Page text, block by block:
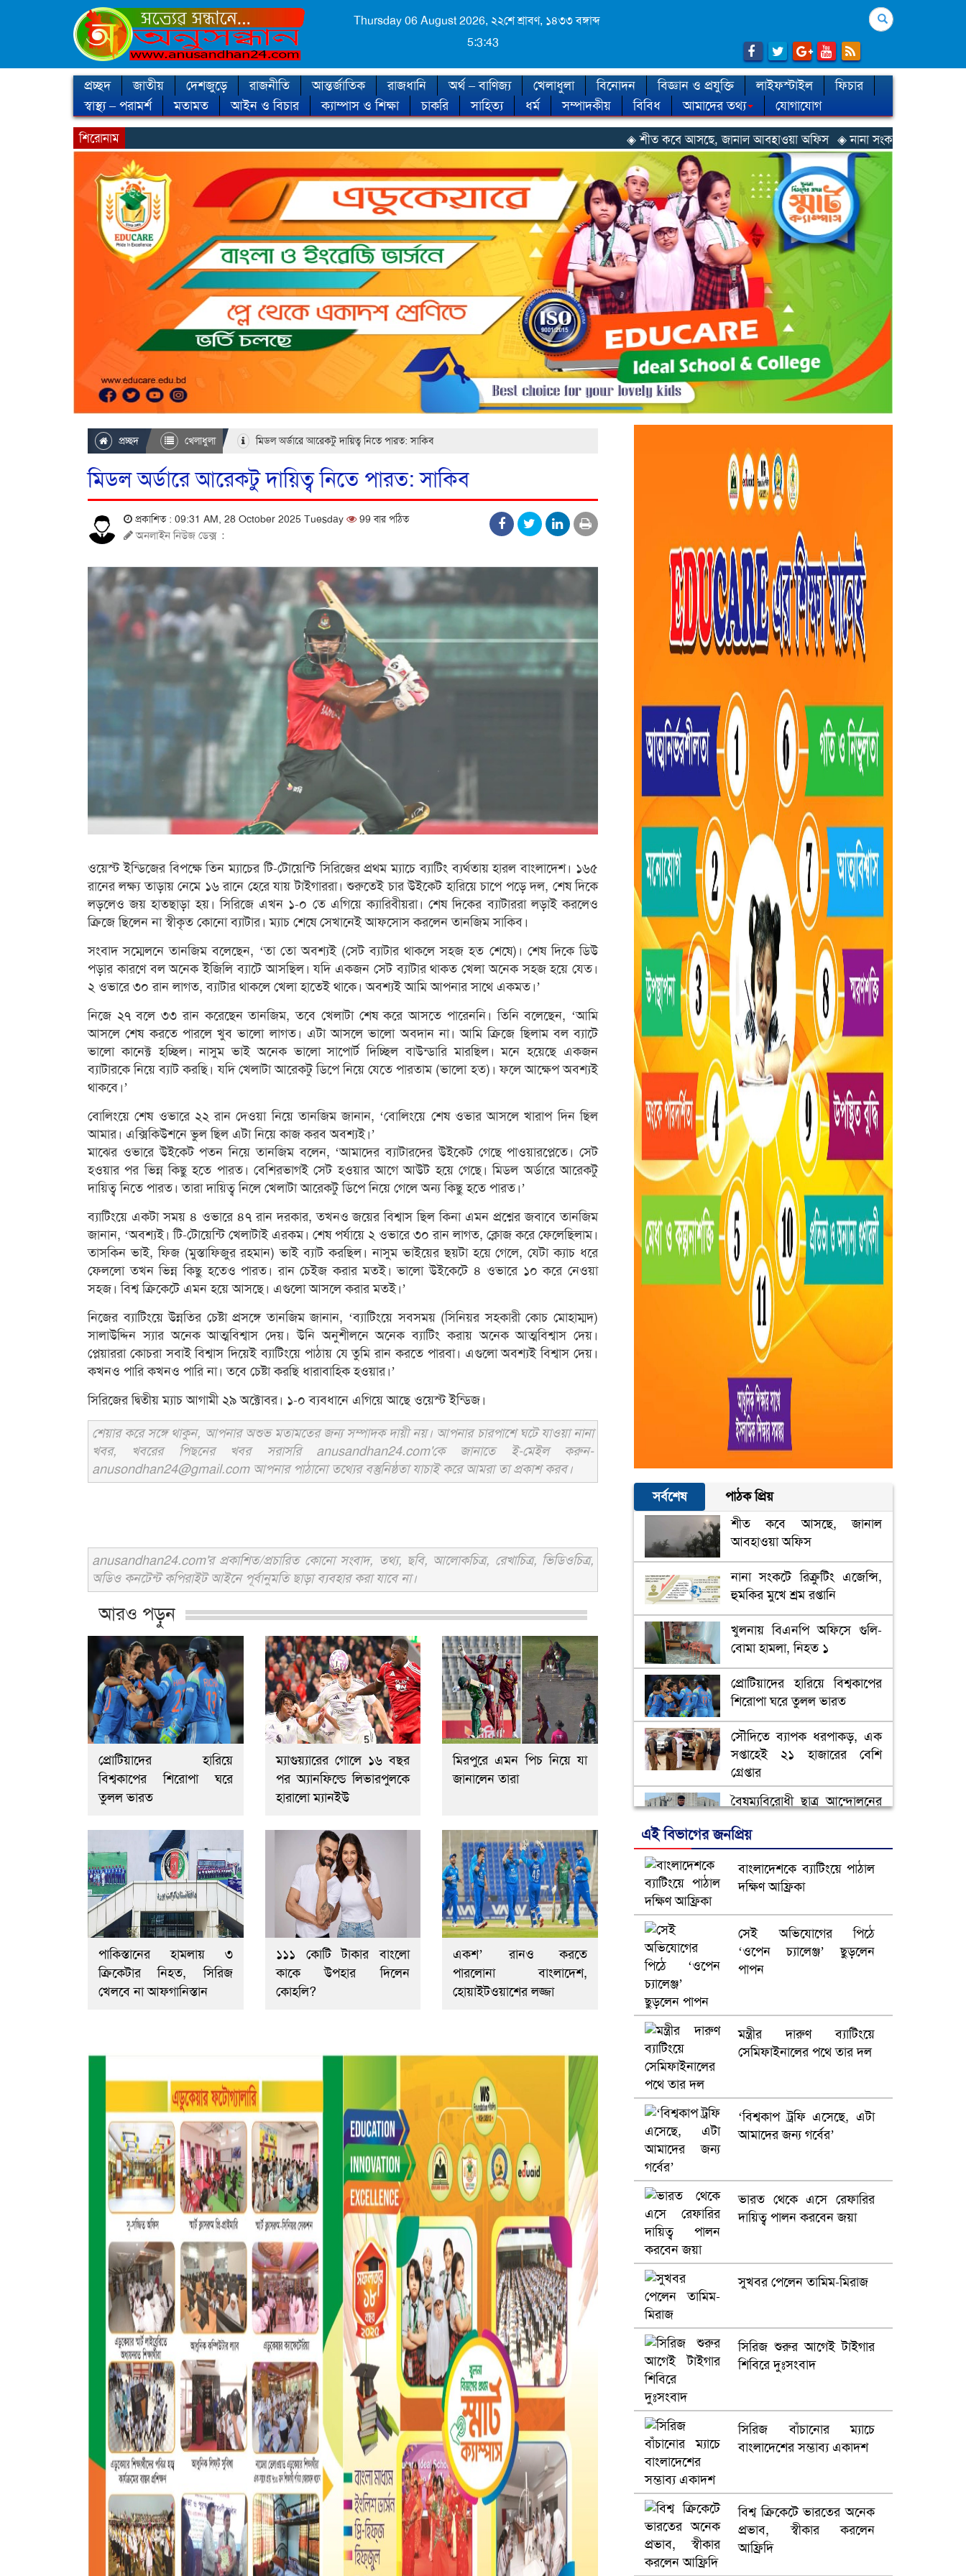
Thursday 06 August 2026, ২২শে শ্রাবণ, ১৪৩৩ বঙ্গাব্দ
5:3:45
Search
প্রচ্ছদ জাতীয় দেশজুড়ে রাজনীতি আন্তর্জাতিক রাজধানি অর্থ – বাণিজ্য খেলাধুলা বিনোদন বিজ্ঞান ও প্রযুক্তি লাইফস্টাইল
ফিচার
স্বাস্থ্য – পরামর্শ
মতামত আইন ও বিচার ক্যাম্পাস ও শিক্ষা চাকরি সাহিত্য ধর্ম সম্পাদকীয় বিবিধ আমাদের তথ্য যোগাযোগ
শিরোনাম ◈ শীত কবে আসছে, জানাল আবহাওয়া অফিস ◈ নানা সংকটে রিক্রুটিং এজেন্সি, হুমকির মুখে শ্রম
প্রচ্ছদ খেলাধুলা মিডল অর্ডারে আরেকটু দায়িত্ব নিতে পারত: সাকিব
মিডল অর্ডারে আরেকটু দায়িত্ব নিতে পারত: সাকিব
প্রকাশিত : 09:31 AM, 28 October 2025 Tuesday 99 বার পঠিত
অনলাইন নিউজ ডেক্স :
ওয়েস্ট ইন্ডিজের বিপক্ষে তিন ম্যাচের টি-টোয়েন্টি সিরিজের প্রথম ম্যাচে ব্যাটিং ব্যর্থতায় হারল বাংলাদেশ। ১৬৫
রানের লক্ষ্য তাড়ায় নেমে ১৬ রানে হেরে যায় টাইগাররা। শুরুতেই চার উইকেট হারিয়ে চাপে পড়ে দল, শেষ দিকে
লড়লেও জয় হাতছাড়া হয়। সিরিজে এখন ১-০ তে এগিয়ে ক্যারিবীয়রা। শেষ দিকের ব্যাটাররা লড়াই করলেও
ক্রিজে ছিলেন না স্বীকৃত কোনো ব্যাটার। ম্যাচ শেষে সেখানেই আফসোস করলেন তানজিম সাকিব।
সংবাদ সম্মেলনে তানজিম বলেছেন, ‘তা তো অবশ্যই (সেট ব্যাটার থাকলে সহজ হত শেষে)। শেষ দিকে ডিউ
পড়ার কারণে বল অনেক ইজিলি ব্যাটে আসছিল। যদি একজন সেট ব্যাটার থাকত খেলা অনেক সহজ হয়ে যেত।
২ ওভারে ৩০ রান লাগত, ব্যাটার থাকলে খেলা হাতেই থাকে। অবশ্যই আমি আপনার সাথে একমত।’
নিজে ২৭ বলে ৩৩ রান করেছেন তানজিম, তবে খেলাটা শেষ করে আসতে পারেননি। তিনি বলেছেন, ‘আমি
আসলে শেষ করতে পারলে খুব ভালো লাগত। এটা আসলে ভালো অবদান না। আমি ক্রিজে ছিলাম বল ব্যাটে
ভালো কানেক্ট হচ্ছিল। নাসুম ভাই অনেক ভালো সাপোর্ট দিচ্ছিল বাউন্ডারি মারছিল। মনে হয়েছে একজন
ব্যাটারকে নিয়ে ব্যাট করছি। যদি খেলাটা আরেকটু ডিপে নিয়ে যেতে পারতাম (ভালো হত)। ফলে আক্ষেপ অবশ্যই
থাকবে।’
বোলিংয়ে শেষ ওভারে ২২ রান দেওয়া নিয়ে তানজিম জানান, ‘বোলিংয়ে শেষ ওভার আসলে খারাপ দিন ছিল
আমার। এক্সিকিউশনে ভুল ছিল এটা নিয়ে কাজ করব অবশ্যই।’
মাঝের ওভারে উইকেট পতন নিয়ে তানজিম বলেন, ‘আমাদের ব্যাটারদের উইকেট গেছে পাওয়ারপ্লেতে। সেট
হওয়ার পর ভিন্ন কিছু হতে পারত। বেশিরভাগই সেট হওয়ার আগে আউট হয়ে গেছে। মিডল অর্ডারে আরেকটু
দায়িত্ব নিতে পারত। তারা দায়িত্ব নিলে খেলাটা আরেকটু ডিপে নিয়ে গেলে অন্য কিছু হতে পারত।’
ব্যাটিংয়ে একটা সময় ৪ ওভারে ৪৭ রান দরকার, তখনও জয়ের বিশ্বাস ছিল কিনা এমন প্রশ্নের জবাবে তানজিম
জানান, ‘অবশ্যই। টি-টোয়েন্টি খেলাটাই এরকম। শেষ পর্যায়ে ২ ওভারে ৩০ রান লাগত, ক্লোজ করে ফেলেছিলাম।
তাসকিন ভাই, ফিজ (মুস্তাফিজুর রহমান) ভাই ব্যাট করছিল। নাসুম ভাইয়ের ছয়টা হয়ে গেলে, যেটা ক্যাচ ধরে
ফেললো তখন ভিন্ন কিছু হতেও পারত। রান চেইজ করার মতই। ভালো উইকেটে ৪ ওভারে ১০ করে নেওয়া
সহজ। বিশ্ব ক্রিকেটে এমন হয়ে আসছে। এগুলো আসলে করার মতই।’
নিজের ব্যাটিংয়ে উন্নতির চেষ্টা প্রসঙ্গে তানজিম জানান, ‘ব্যাটিংয়ে সবসময় (সিনিয়র সহকারী কোচ মোহাম্মদ)
সালাউদ্দিন স্যার অনেক আত্মবিশ্বাস দেয়। উনি অনুশীলনে অনেক ব্যাটিং করায় অনেক আত্মবিশ্বাস দেয়।
প্লেয়াররা কোচরা সবাই বিশ্বাস দিয়েই ব্যাটিংয়ে পাঠায় যে তুমি রান করতে পারবা। এগুলো অবশ্যই বিশ্বাস দেয়।
কখনও পারি কখনও পারি না। তবে চেষ্টা করছি ধারাবাহিক হওয়ার।’
সিরিজের দ্বিতীয় ম্যাচ আগামী ২৯ অক্টোবর। ১-০ ব্যবধানে এগিয়ে আছে ওয়েস্ট ইন্ডিজ।
শেয়ার করে সঙ্গে থাকুন, আপনার অশুভ মতামতের জন্য সম্পাদক দায়ী নয়। আপনার চারপাশে ঘটে যাওয়া নানা
খবর, খবরের পিছনের খবর সরাসরি anusandhan24.com'কে জানাতে ই-মেইল করুন-
anusondhan24@gmail.com আপনার পাঠানো তথ্যের বস্তুনিষ্ঠতা যাচাই করে আমরা তা প্রকাশ করব।
anusandhan24.com'র প্রকাশিত/প্রচারিত কোনো সংবাদ, তথ্য, ছবি, আলোকচিত্র, রেখাচিত্র, ভিডিওচিত্র,
অডিও কনটেন্ট কপিরাইট আইনে পূর্বানুমতি ছাড়া ব্যবহার করা যাবে না।
আরও পড়ুন
প্রোটিয়াদের হারিয়ে
বিশ্বকাপের শিরোপা ঘরে
তুলল ভারত
ম্যাগুয়্যারের গোলে ১৬ বছর
পর অ্যানফিল্ডে লিভারপুলকে
হারালো ম্যানইউ
মিরপুরে এমন পিচ নিয়ে যা
জানালেন তারা
পাকিস্তানের হামলায় ৩
ক্রিকেটার নিহত, সিরিজ
খেলবে না আফগানিস্তান
১১১ কোটি টাকার বাংলো
কাকে উপহার দিলেন
কোহলি?
একশ’ রানও করতে
পারলোনা বাংলাদেশ,
হোয়াইটওয়াশের লজ্জা
সর্বশেষ
পাঠক প্রিয়
শীত কবে আসছে, জানাল
আবহাওয়া অফিস
নানা সংকটে রিক্রুটিং এজেন্সি,
হুমকির মুখে শ্রম রপ্তানি
খুলনায় বিএনপি অফিসে গুলি-
বোমা হামলা, নিহত ১
প্রোটিয়াদের হারিয়ে বিশ্বকাপের
শিরোপা ঘরে তুলল ভারত
সৌদিতে ব্যাপক ধরপাকড়, এক
সপ্তাহেই ২১ হাজারের বেশি
গ্রেপ্তার
বৈষম্যবিরোধী ছাত্র আন্দোলনের
ভিউ বাড়াতে রাম দা হাতে
ফেসবুকে ভিডিও পোস্ট শিক্ষকের
কারাগারে
ভারতে ভয়াবহ সড়ক দুর্ঘটনা,
নিহত ১৫
হলিউডে নতুন প্রেমের গুঞ্জন
এই বিভাগের জনপ্রিয়
বাংলাদেশকে ব্যাটিংয়ে পাঠাল
দক্ষিণ আফ্রিকা
সেই অভিযোগের পিঠে
‘ওপেন চ্যালেঞ্জ’ ছুড়লেন
পাপন
মন্ত্রীর দারুণ ব্যাটিংয়ে
সেমিফাইনালের পথে তার দল
‘বিশ্বকাপ ট্রফি এসেছে, এটা
আমাদের জন্য গর্বের’
ভারত থেকে এসে রেফারির
দায়িত্ব পালন করবেন জয়া
সুখবর পেলেন তামিম-মিরাজ
সিরিজ শুরুর আগেই টাইগার
শিবিরে দুঃসংবাদ
সিরিজ বাঁচানোর ম্যাচে
বাংলাদেশের সম্ভাব্য একাদশ
বিশ্ব ক্রিকেটে ভারতের অনেক
প্রভাব, স্বীকার করলেন
আফ্রিদি